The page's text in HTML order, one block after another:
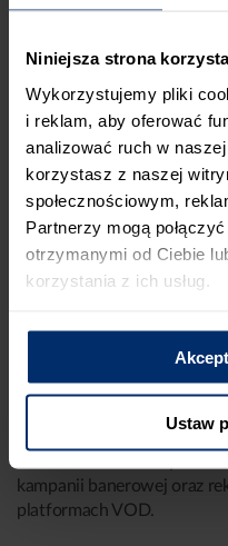
Niniejsza strona
Wykorzystujemy pliki
i reklam, aby oferować
analizować ruch w
korzystasz z naszej
społecznościowym,
Partnerzy mogą
otrzymanymi od Ciebie
korzystania z ich usług.
Ustaw
telewizyjne: „Radio” oraz
oglądalności w
Uzupełnienie kampanii
artykuły sponsorowane w
tematycznych. Działania
kampanii banerowej oraz
platformach VOD.